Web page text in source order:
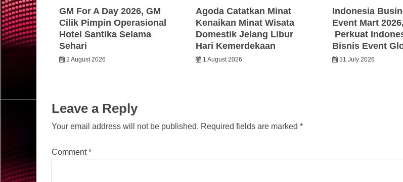
GM For A Day 2026, GM
Cilik Pimpin Operasional
Hotel Santika Selama
Sehari
2 August 2026
Agoda Catatkan Minat
Kenaikan Minat Wisata
Domestik Jelang Libur
Hari Kemerdekaan
1 August 2026
Indonesia
Event Mart 2026,
Perkuat
Bisnis Event
31 July 2026
Leave a Reply
Your email address will not be published. Required fields are marked *
Comment*